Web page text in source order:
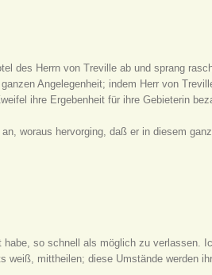
des Herrn von Treville ab und sprang
Angelegenheit; indem Herr von
ihre Ergebenheit für ihre Gebieterin
woraus hervorging, daß er in diesem
so schnell als möglich zu verlassen.
mittheilen; diese Umstände werden